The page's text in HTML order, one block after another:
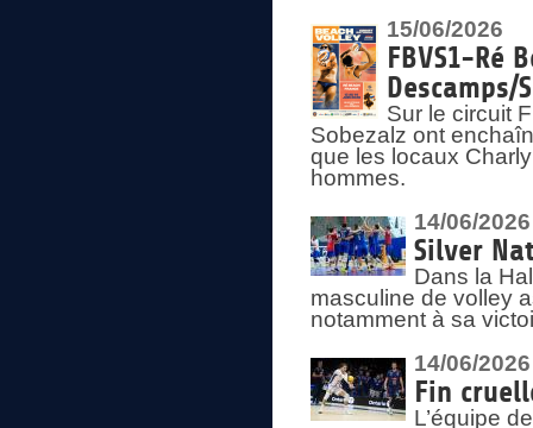
15/06/2026
FBVS1-Ré
Descamps/
Sur le circuit
Sobezalz ont
que les locaux
hommes.
14/06/2026
Silver
Dans la
masculine de volley
notamment à sa
14/06/2026
Fin
L’équipe